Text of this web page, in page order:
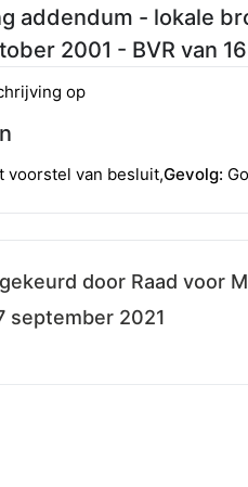
addendum - lokale
2001 - BVR van
op
voorstel van besluit,Gevolg:
door Raad voor
september 2021